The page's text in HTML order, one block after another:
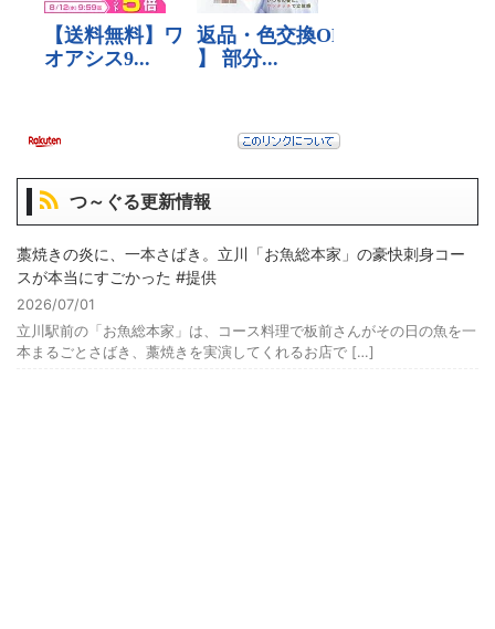
つ～ぐる更新情報
藁焼きの炎に、一本さばき。立川「お魚総本家」の豪快刺身コー
スが本当にすごかった #提供
2026/07/01
立川駅前の「お魚総本家」は、コース料理で板前さんがその日の魚を一
本まるごとさばき、藁焼きを実演してくれるお店で […]